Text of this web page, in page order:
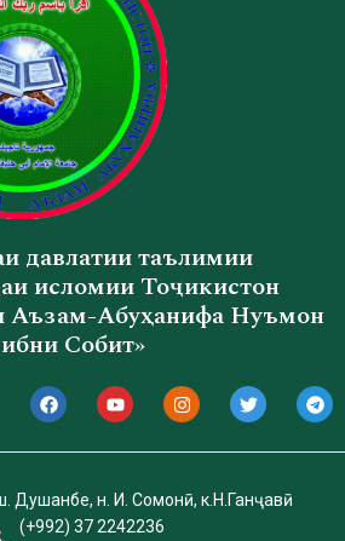
давлатии таълимии
исломии Тоҷикистон
Абуҳанифа Нуъмон
ибни Собит»
Душанбе, н. И. Сомонӣ, к.Н.Ганҷавӣ
(+992) 37 2242236